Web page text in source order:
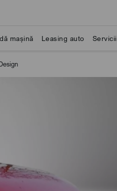
mașină Leasing auto Servicii